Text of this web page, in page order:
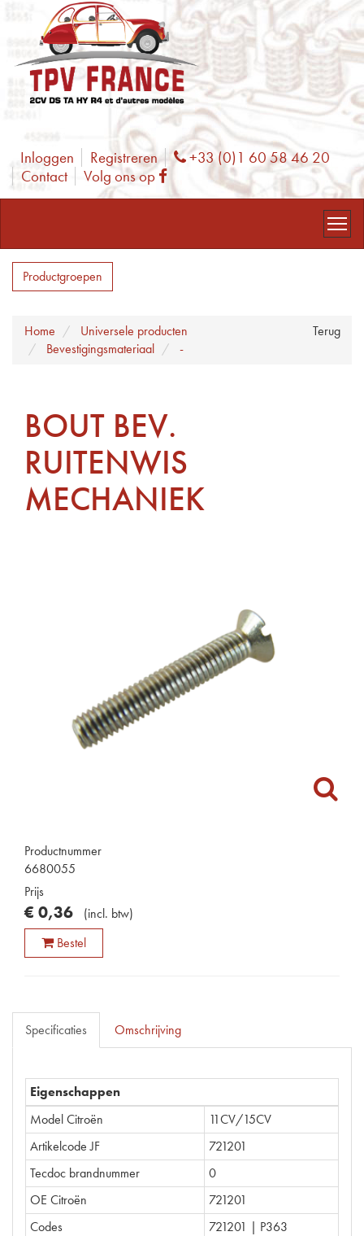
Inloggen Registreren Phone
+33 (0)1 60 58 46 20
Contact
Volg ons op Facebook
Productgroepen
Terug
Home
Universele producten
Bevestigingsmateriaal
-
BOUT BEV.
RUITENWIS
MECHANIEK
Productnummer
6680055
Prijs
€ 0,36 (incl. btw)
Bestel
Specificaties Omschrijving
Eigenschappen
Model Citroën
11CV/15CV
Artikelcode JF
721201
Tecdoc brandnummer
0
OE Citroën
721201
Codes
721201 | P363